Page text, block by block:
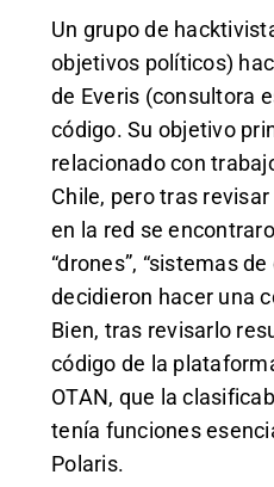
Un grupo de
objetivos políticos)
de Everis (consultora
código. Su objetivo
relacionado con
Chile, pero tras
en la red se
“drones”, “sistemas
decidieron hacer una
Bien, tras revisarlo
código de la
OTAN, que la
tenía funciones
Polaris.